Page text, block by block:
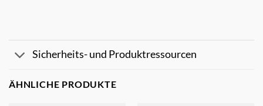
Sicherheits- und Produktressourcen
ÄHNLICHE PRODUKTE